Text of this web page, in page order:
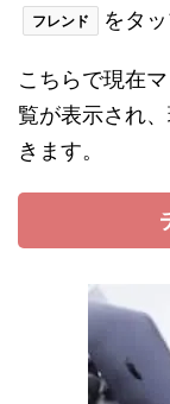
フレンド をタ
こちらで現在
覧が表示され
きます。